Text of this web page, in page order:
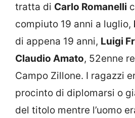
tratta di Carlo Romanelli
compiuto 19 anni a luglio,
di appena 19 anni, Luigi
Claudio Amato, 52enne
Campo Zillone. I ragazzi
procinto di diplomarsi o
del titolo mentre l’uomo